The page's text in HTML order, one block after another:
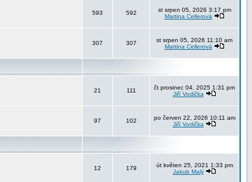
593 592
st srpen 05, 2026 3:17 pm
Martina Cellerová
307 307
st srpen 05, 2026 11:10 am
Martina Cellerová
21 111
čt prosinec 04, 2025 1:31 pm
Jiří Vodička
97 102
po červen 22, 2026 10:11 am
Jiří Vodička
12 179
út květen 25, 2021 1:33 pm
Jakub Malý